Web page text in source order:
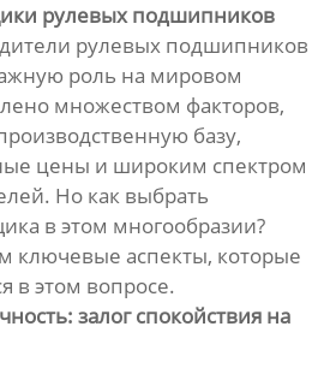
рулевых подшипников
рулевых подшипников
роль на мировом
множеством факторов,
базу,
цены и широким спектром
Но как выбрать
в этом многообразии?
ключевые аспекты, которые
в этом вопросе.
залог спокойствия на